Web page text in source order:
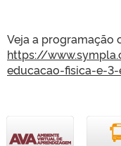
Veja a programação
https://
educacao-fisica-e-